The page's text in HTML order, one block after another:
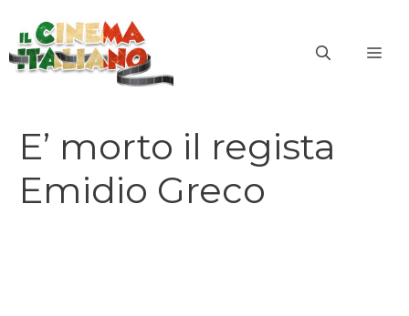
contenuto
E’ morto il regista
Emidio Greco